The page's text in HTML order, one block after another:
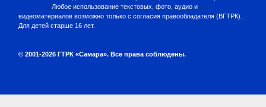
Любое использование текстовых, фото, аудио и
видеоматериалов возможно только с согласия правообладателя (ВГТРК).
Для детей старше 16 лет.
© 2001-2026 ГТРК «Самара». Все права соблюдены.